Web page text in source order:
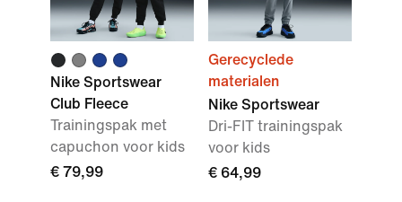
Nike Sportswear
Club Fleece
Trainingspak met
capuchon voor kids
€ 79,99
Gerecyclede
materialen
Nike Sportswear
Dri-FIT trainingspak
voor kids
€ 64,99